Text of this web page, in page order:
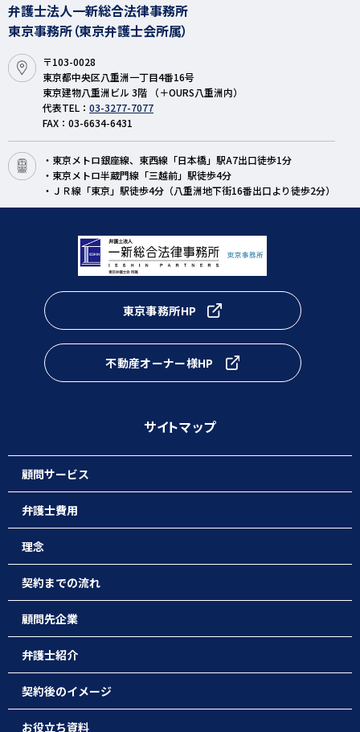
弁護士法人一新総合法律事務所
東京事務所（東京弁護士会所属）
〒103-0028
東京都中央区八重洲一丁目4番16号
東京建物八重洲ビル 3階 （＋OURS八重洲内）
代表TEL： 03-3277-7077
FAX：03-6634-6431
・東京メトロ銀座線、東西線「日本橋」駅A7出口徒歩1分
・東京メトロ半蔵門線「三越前」駅徒歩4分
・ＪＲ線「東京」駅徒歩4分（八重洲地下街16番出口より徒歩2分）
東京事務所HP
不動産オーナー様HP
サイトマップ
顧問サービス
弁護士費用
理念
契約までの流れ
顧問先企業
弁護士紹介
契約後のイメージ
お役立ち資料